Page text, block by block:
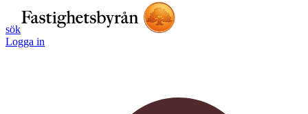
sök
Logga in